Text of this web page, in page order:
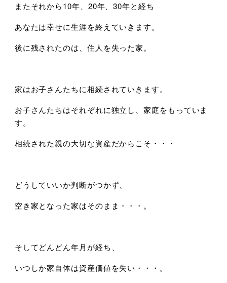
またそれから10年、20年、30年と経ち
あなたは幸せに生涯を終えていきます。
後に残されたのは、住人を失った家。
家はお子さんたちに相続されていきます。
お子さんたちはそれぞれに独立し、家庭をもっていま
す。
相続された親の大切な資産だからこそ・・・
どうしていいか判断がつかず、
空き家となった家はそのまま・・・。
そしてどんどん年月が経ち、
いつしか家自体は資産価値を失い・・・。